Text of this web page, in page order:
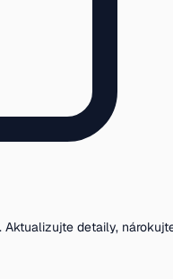
Aktualizujte detaily,